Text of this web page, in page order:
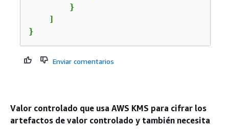
        }
    ]
}
Enviar comentarios
Valor controlado que usa AWS KMS para cifrar los
artefactos de valor controlado y también necesita